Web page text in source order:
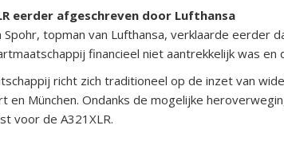
eerder afgeschreven door Lufthansa
Spohr, topman van Lufthansa, verklaarde eerder
financieel niet aantrekkelijk was
richt zich traditioneel op de inzet van
en München. Ondanks de mogelijke
voor de A321XLR.